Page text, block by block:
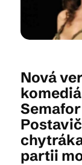
Nová
partii